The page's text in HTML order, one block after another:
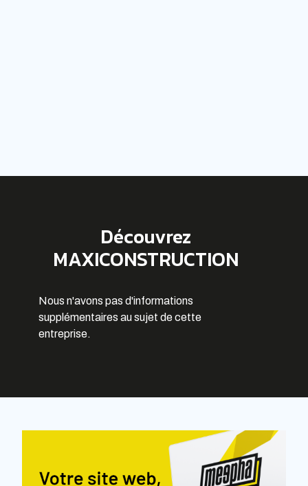
Découvrez
MAXICONSTRUCTION
Nous n'avons pas d'informations
supplémentaires au sujet de cette
entreprise.